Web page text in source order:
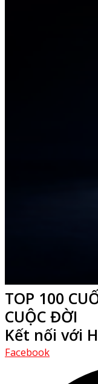
TOP 100
CUỘC ĐỜI
Kết nối với
Facebook